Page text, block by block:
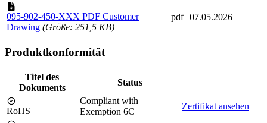
095-902-450-XXX PDF Customer
Drawing (Größe: 251,5 KB)
pdf 07.05.2026
Produktkonformität
Titel des
Dokuments
Status
RoHS
Compliant with
Exemption 6C
Zertifikat ansehen